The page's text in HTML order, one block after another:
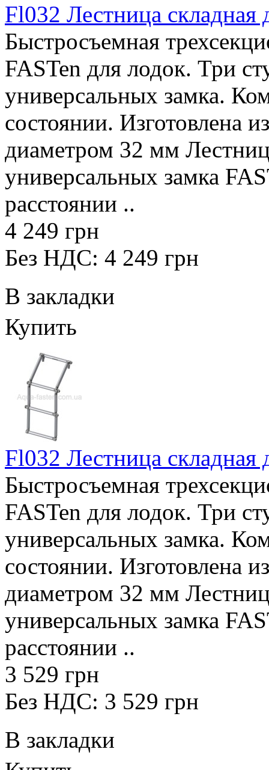
Fl032 Лестница складная
Быстросъемная
FASTen для лодок. Три
универсальных замка.
состоянии. Изготовлена
диаметром 32 мм
универсальных замка
расстоянии ..
4 249 грн
Без НДС: 4 249 грн
В закладки
Купить
Fl032 Лестница складная
Быстросъемная
FASTen для лодок. Три
универсальных замка.
состоянии. Изготовлена
диаметром 32 мм
универсальных замка
расстоянии ..
3 529 грн
Без НДС: 3 529 грн
В закладки